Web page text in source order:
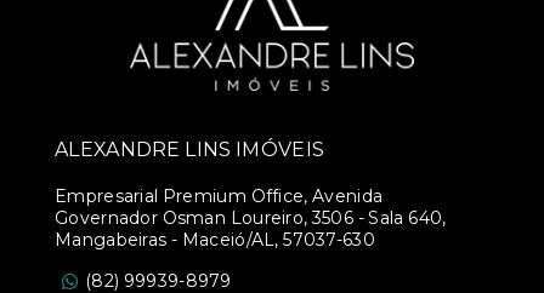
ALEXANDRE LINS IMÓVEIS
Empresarial Premium Office, Avenida
Governador Osman Loureiro, 3506 - Sala 640,
Mangabeiras - Maceió/AL, 57037-630
(82) 99939-8979